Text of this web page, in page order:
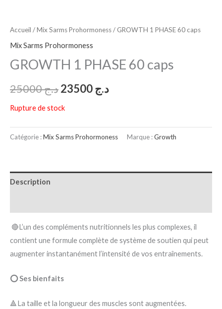
Accueil /Mix Sarms Prohormoness/ GROWTH 1 PHASE 60 caps
Mix Sarms Prohormoness
GROWTH 1 PHASE 60 caps
د.ج25000 د.ج
Rupture de stock
Catégorie :Mix Sarms Prohormoness Marque :Growth
Description
🔴L’un des compléments nutritionnels les plus complexes, il
contient une formule complète de système de soutien qui peut
augmenter instantanément l’intensité de vos entraînements.
⭕ Ses bienfaits
🔺La taille et la longueur des muscles sont augmentées.